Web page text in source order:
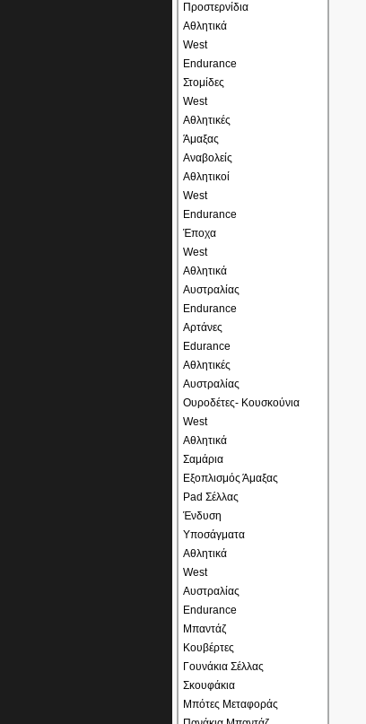
Προστερνίδια
Αθλητικά
West
Endurance
Στομίδες
West
Αθλητικές
Άμαξας
Αναβολείς
Αθλητικοί
West
Endurance
Έποχα
West
Αθλητικά
Αυστραλίας
Endurance
Αρτάνες
Edurance
Αθλητικές
Αυστραλίας
Ουροδέτες- Κουσκούνια
West
Αθλητικά
Σαμάρια
Εξοπλισμός Άμαξας
Pad Σέλλας
Ένδυση
Υποσάγματα
Αθλητικά
West
Αυστραλίας
Endurance
Μπαντάζ
Κουβέρτες
Γουνάκια Σέλλας
Σκουφάκια
Μπότες Μεταφοράς